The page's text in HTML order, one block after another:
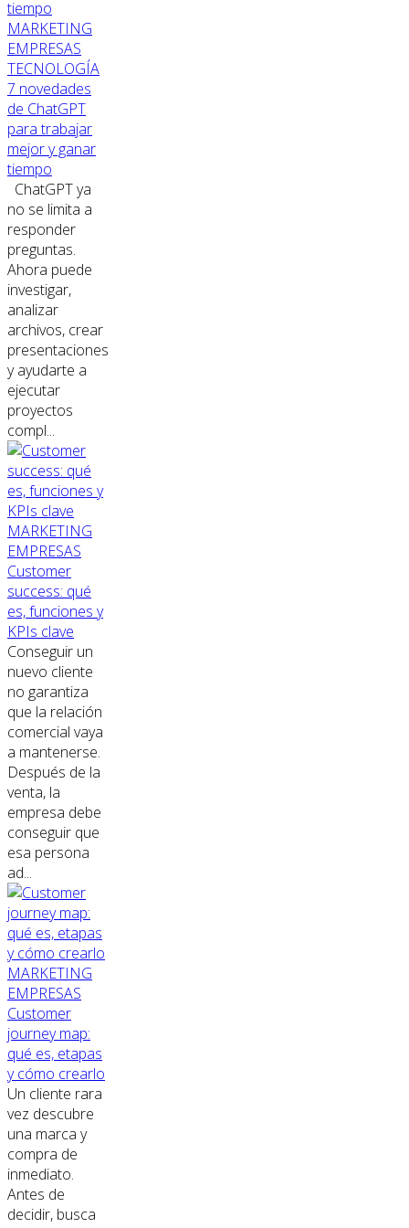
MARKETING
EMPRESAS
TECNOLOGÍA
7 novedades
de ChatGPT
para trabajar
mejor y ganar
tiempo
ChatGPT ya
no se limita a
responder
preguntas.
Ahora puede
investigar,
analizar
archivos, crear
presentaciones
y ayudarte a
ejecutar
proyectos
compl...
MARKETING
EMPRESAS
Customer
success: qué
es, funciones y
KPIs clave
Conseguir un
nuevo cliente
no garantiza
que la relación
comercial vaya
a mantenerse.
Después de la
venta, la
empresa debe
conseguir que
esa persona
ad...
MARKETING
EMPRESAS
Customer
journey map:
qué es, etapas
y cómo crearlo
Un cliente rara
vez descubre
una marca y
compra de
inmediato.
Antes de
decidir, busca